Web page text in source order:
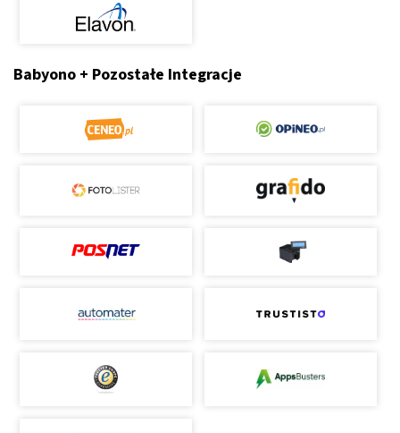
Babyono + Pozostałe Integracje